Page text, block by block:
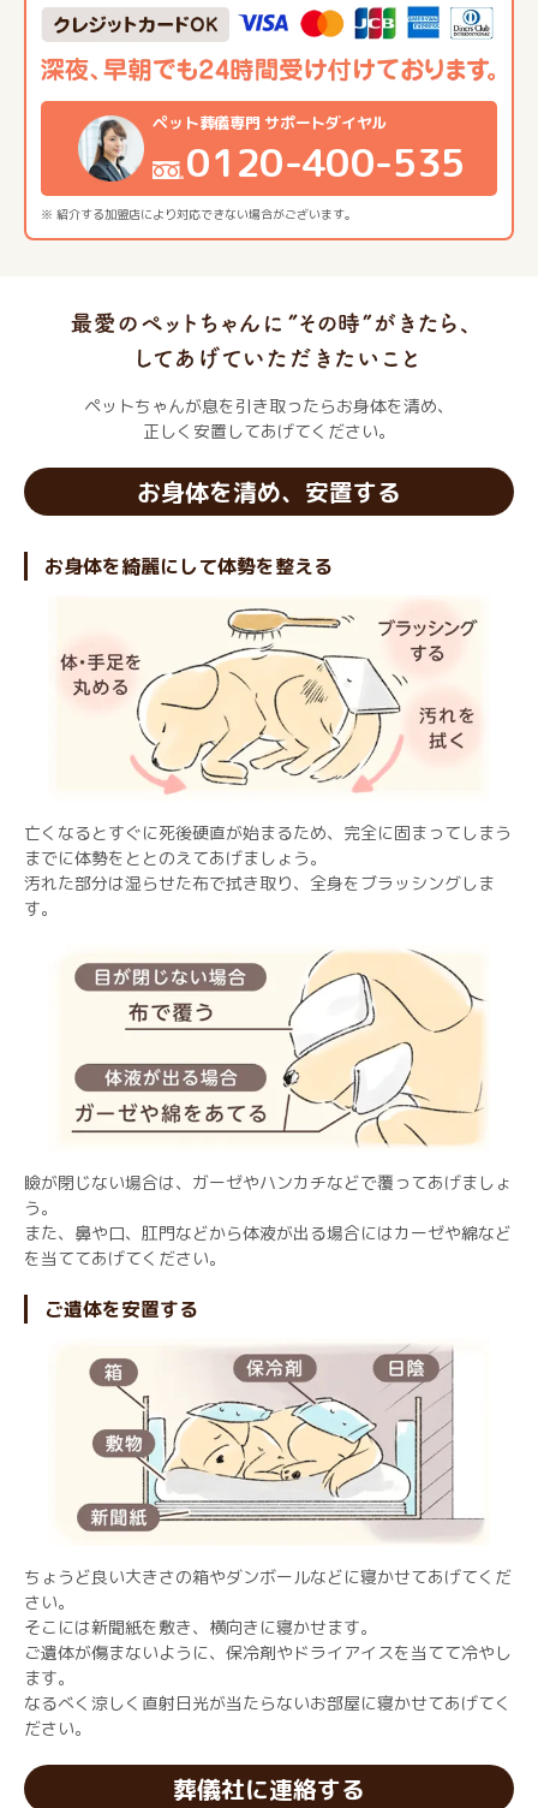
※ 紹介する加盟店により対応できない場合がございます。
ペット葬儀専門 サポートダイヤル
0120-400-535
ペットちゃんが息を引き取ったらお身体を清め、
正しく安置してあげてください。
お身体を清め、安置する
お身体を綺麗にして体勢を整える
亡くなるとすぐに死後硬直が始まるため、完全に固まってしまう
までに体勢をととのえてあげましょう。
汚れた部分は湿らせた布で拭き取り、全身をブラッシングしま
す。
瞼が閉じない場合は、ガーゼやハンカチなどで覆ってあげましょ
う。
また、鼻や口、肛門などから体液が出る場合にはカーゼや綿など
を当ててあげてください。
ご遺体を安置する
ちょうど良い大きさの箱やダンボールなどに寝かせてあげてくだ
さい。
そこには新聞紙を敷き、横向きに寝かせます。
ご遺体が傷まないように、保冷剤やドライアイスを当てて冷やし
ます。
なるべく涼しく直射日光が当たらないお部屋に寝かせてあげてく
ださい。
葬儀社に連絡する